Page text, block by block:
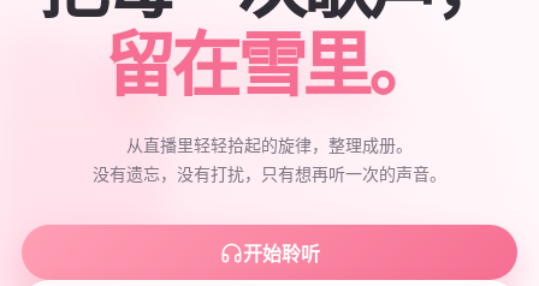
留在雪里。
从直播里轻轻拾起的旋律，整理成册。
没有遗忘，没有打扰，只有想再听一次的声音。
开始聆听